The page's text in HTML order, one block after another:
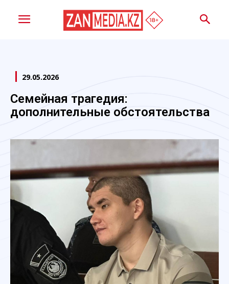
29.05.2026
Семейная трагедия:
дополнительные обстоятельства